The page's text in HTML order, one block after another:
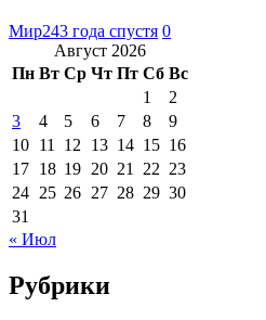
Мир243 года спустя 0
Август 2026
Пн Вт Ср Чт Пт Сб Вс
1
2
3
4 5 6 7 8
9
10 11 12 13 14 15 16
17 18 19 20 21 22 23
24 25 26 27 28 29 30
31
« Июл
Рубрики